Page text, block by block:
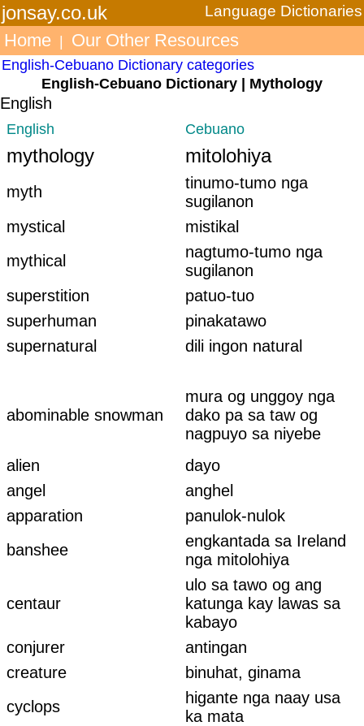
jonsay.co.uk Language Dictionaries
Home Our Other Resources
English-Cebuano Dictionary categories
English-Cebuano Dictionary | Mythology
English
English Cebuano
mythology mitolohiya
myth
tinumo-tumo nga
sugilanon
mystical
mistikal
mythical
nagtumo-tumo nga
sugilanon
superstition
patuo-tuo
superhuman
pinakatawo
supernatural
dili ingon natural
abominable snowman
mura og unggoy nga
dako pa sa taw og
nagpuyo sa niyebe
alien
dayo
angel
anghel
apparation
panulok-nulok
banshee
engkantada sa Ireland
nga mitolohiya
centaur
ulo sa tawo og ang
katunga kay lawas sa
kabayo
conjurer
antingan
creature
binuhat, ginama
cyclops
higante nga naay usa
ka mata